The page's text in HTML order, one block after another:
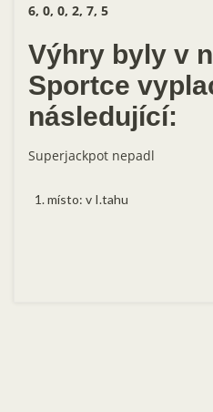
6, 0, 0, 2, 7, 5
Výhry byly v
Sportce
následující:
Superjackpot nepadl
místo: v I.tahu